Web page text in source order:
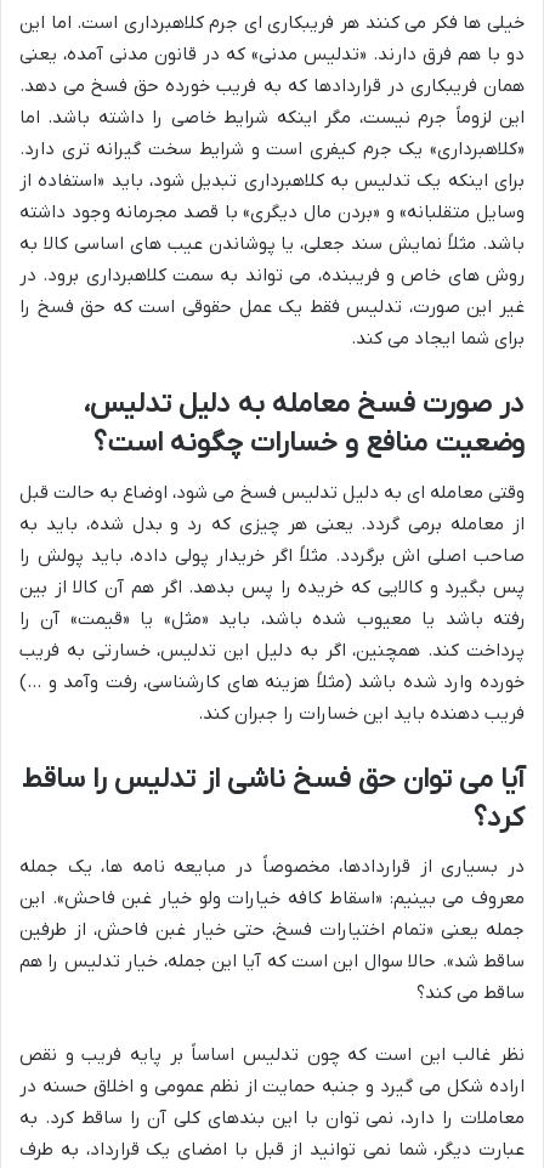
خیلی ها فکر می کنند هر فریبکاری ای جرم کلاهبرداری است. اما این
دو با هم فرق دارند. «تدلیس مدنی» که در قانون مدنی آمده، یعنی
همان فریبکاری در قراردادها که به فریب خورده حق فسخ می دهد.
این لزوماً جرم نیست، مگر اینکه شرایط خاصی را داشته باشد. اما
«کلاهبرداری» یک جرم کیفری است و شرایط سخت گیرانه تری دارد.
برای اینکه یک تدلیس به کلاهبرداری تبدیل شود، باید «استفاده از
وسایل متقلبانه» و «بردن مال دیگری» با قصد مجرمانه وجود داشته
باشد. مثلاً نمایش سند جعلی، یا پوشاندن عیب های اساسی کالا به
روش های خاص و فریبنده، می تواند به سمت کلاهبرداری برود. در
غیر این صورت، تدلیس فقط یک عمل حقوقی است که حق فسخ را
برای شما ایجاد می کند.
در صورت فسخ معامله به دلیل تدلیس،
وضعیت منافع و خسارات چگونه است؟
وقتی معامله ای به دلیل تدلیس فسخ می شود، اوضاع به حالت قبل
از معامله برمی گردد. یعنی هر چیزی که رد و بدل شده، باید به
صاحب اصلی اش برگردد. مثلاً اگر خریدار پولی داده، باید پولش را
پس بگیرد و کالایی که خریده را پس بدهد. اگر هم آن کالا از بین
رفته باشد یا معیوب شده باشد، باید «مثل» یا «قیمت» آن را
پرداخت کند. همچنین، اگر به دلیل این تدلیس، خسارتی به فریب
خورده وارد شده باشد (مثلاً هزینه های کارشناسی، رفت وآمد و …)
فریب دهنده باید این خسارات را جبران کند.
آیا می توان حق فسخ ناشی از تدلیس را ساقط
کرد؟
در بسیاری از قراردادها، مخصوصاً در مبایعه نامه ها، یک جمله
معروف می بینیم: «اسقاط کافه خیارات ولو خیار غبن فاحش». این
جمله یعنی «تمام اختیارات فسخ، حتی خیار غبن فاحش، از طرفین
ساقط شد». حالا سوال این است که آیا این جمله، خیار تدلیس را هم
ساقط می کند؟
نظر غالب این است که چون تدلیس اساساً بر پایه فریب و نقص
اراده شکل می گیرد و جنبه حمایت از نظم عمومی و اخلاق حسنه در
معاملات را دارد، نمی توان با این بندهای کلی آن را ساقط کرد. به
عبارت دیگر، شما نمی توانید از قبل با امضای یک قرارداد، به طرف